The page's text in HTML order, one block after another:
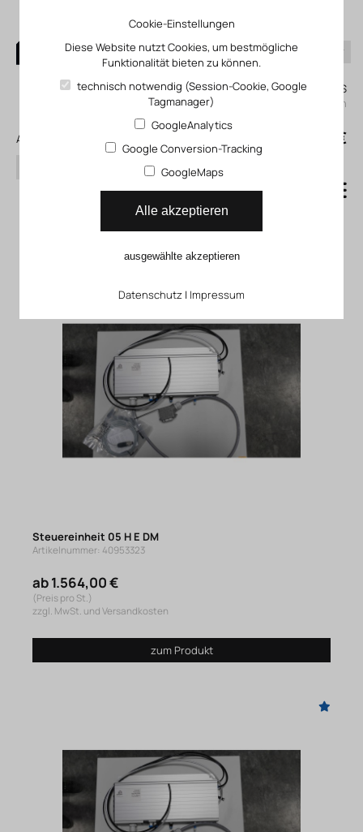
0
Mein KLEFINGHAUS
einloggen
Alle Produkte
Suchen
0,00 €
Steuereinheiten für
Hubtüren
Steuereinheit 05 H E DM
Artikelnummer: 40953323
ab 1.564,00 €
(Preis pro St.)
zzgl. MwSt. und Versandkosten
zum Produkt
Cookie-Einstellungen
Diese Website nutzt Cookies, um bestmögliche
Funktionalität bieten zu können.
technisch notwendig (Session-Cookie, Google
Tagmanager)
GoogleAnalytics
Google Conversion-Tracking
GoogleMaps
Alle akzeptieren
ausgewählte akzeptieren
Datenschutz | Impressum